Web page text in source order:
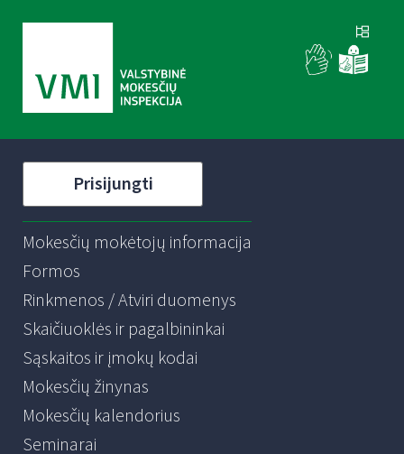
Prisijungti
Mokesčių mokėtojų informacija
Formos
Rinkmenos / Atviri duomenys
Skaičiuoklės ir pagalbininkai
Sąskaitos ir įmokų kodai
Mokesčių žinynas
Mokesčių kalendorius
Seminarai